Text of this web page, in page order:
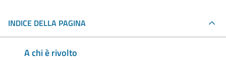
INDICE DELLA PAGINA
A chi è rivolto